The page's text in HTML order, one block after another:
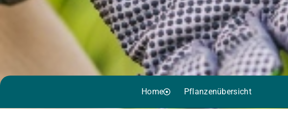
Home Pflanzenübersicht